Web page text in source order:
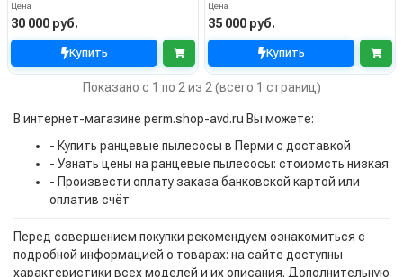
Цена
30 000 руб.
Купить
Цена
35 000 руб.
Купить
Показано с 1 по 2 из 2 (всего 1 страниц)
В интернет-магазине perm.shop-avd.ru Вы можете:
- Купить ранцевые пылесосы в Перми с доставкой
- Узнать цены на ранцевые пылесосы: стоиомсть низкая
- Произвести оплату заказа банковской картой или
оплатив счёт
Перед совершением покупки рекомендуем ознакомиться с
подробной информацией о товарах: на сайте доступны
характеристики всех моделей и их описания. Дополнительную